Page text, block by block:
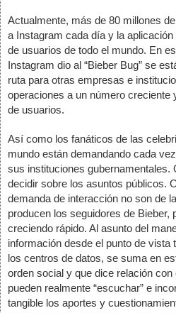
Actualmente, más de 80 millones
a Instagram cada día y la
de usuarios de todo el mundo. En
Instagram dio al “Bieber Bug” se
ruta para otras empresas e
operaciones a un número
de usuarios.
Así como los fanáticos de las
mundo están demandando cada
sus instituciones gubernamentales.
decidir sobre los asuntos públicos.
demanda de interacción no son de
producen los seguidores de Bieber,
creciendo rápido. Al asunto del
información desde el punto de vista
los centros de datos, se suma en
orden social y que dice relación
pueden realmente “escuchar” e
tangible los aportes y